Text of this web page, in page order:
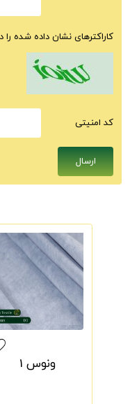
کاراکترهای نشان داده شده را
كد امنيتى
ونوس 1